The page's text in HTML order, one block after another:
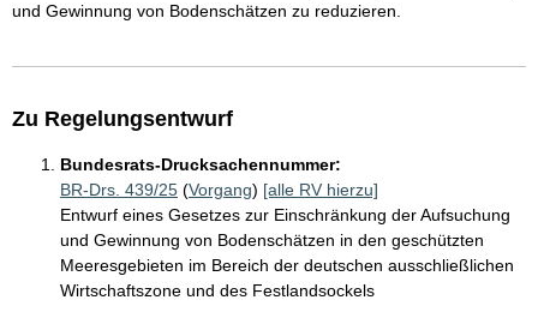
und Gewinnung von Bodenschätzen zu reduzieren.
Zu Regelungsentwurf
Bundesrats-Drucksachennummer:
BR-Drs. 439/25 (Vorgang) [alle RV hierzu]
Entwurf eines Gesetzes zur Einschränkung der Aufsuchung
und Gewinnung von Bodenschätzen in den geschützten
Meeresgebieten im Bereich der deutschen ausschließlichen
Wirtschaftszone und des Festlandsockels